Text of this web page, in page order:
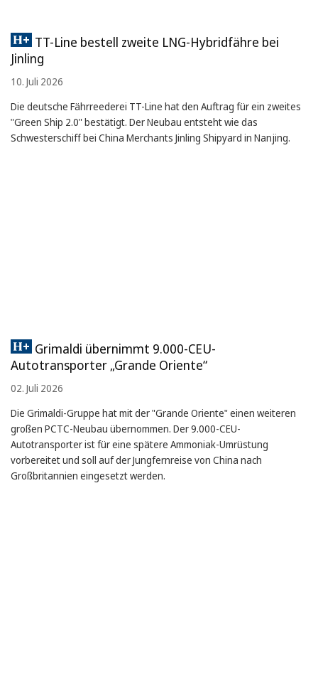
TT-Line bestell zweite LNG-Hybridfähre bei
Jinling
10. Juli 2026
Die deutsche Fährreederei TT-Line hat den Auftrag für ein zweites
"Green Ship 2.0" bestätigt. Der Neubau entsteht wie das
Schwesterschiff bei China Merchants Jinling Shipyard in Nanjing.
Grimaldi übernimmt 9.000-CEU-
Autotransporter „Grande Oriente“
02. Juli 2026
Die Grimaldi-Gruppe hat mit der "Grande Oriente" einen weiteren
großen PCTC-Neubau übernommen. Der 9.000-CEU-
Autotransporter ist für eine spätere Ammoniak-Umrüstung
vorbereitet und soll auf der Jungfernreise von China nach
Großbritannien eingesetzt werden.